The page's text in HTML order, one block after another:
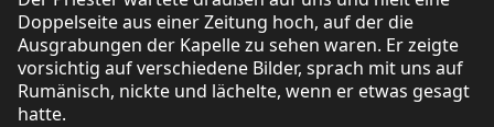
Doppelseite aus einer Zeitung hoch, auf der die
Ausgrabungen der Kapelle zu sehen waren. Er zeigte
vorsichtig auf verschiedene Bilder, sprach mit uns auf
Rumänisch, nickte und lächelte, wenn er etwas gesagt
hatte.